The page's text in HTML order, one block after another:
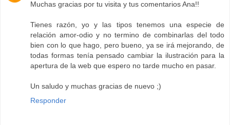
Muchas gracias por tu visita y tus comentarios Ana!!
Tienes razón, yo y las tipos tenemos una especie de
relación amor-odio y no termino de combinarlas del todo
bien con lo que hago, pero bueno, ya se irá mejorando, de
todas formas tenía pensado cambiar la ilustración para la
apertura de la web que espero no tarde mucho en pasar.
Un saludo y muchas gracias de nuevo ;)
Responder